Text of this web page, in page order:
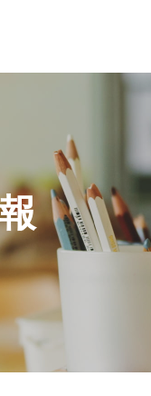
児童発達支援事業
課後等デイサービス
利用開始の流れ